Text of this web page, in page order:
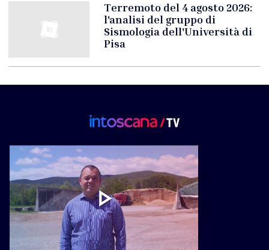
Terremoto del 4 agosto 2026:
l'analisi del gruppo di
Sismologia dell'Università di
Pisa